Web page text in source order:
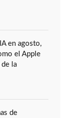
en agosto,
el Apple
la
de